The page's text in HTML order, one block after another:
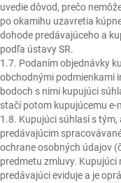
uvedie dôvod, prečo
po okamihu uzavretia
dohode predávajúceho a
podľa ústavy SR.
1.7. Podaním objednávky
obchodnými podmienkami
bodoch s nimi kupujúci
stačí potom kupujúcemu e-
1.8. Kupujúci súhlasí s
predávajúcim
ochrane osobných údajov
predmetu zmluvy.
predávajúci eviduje a je